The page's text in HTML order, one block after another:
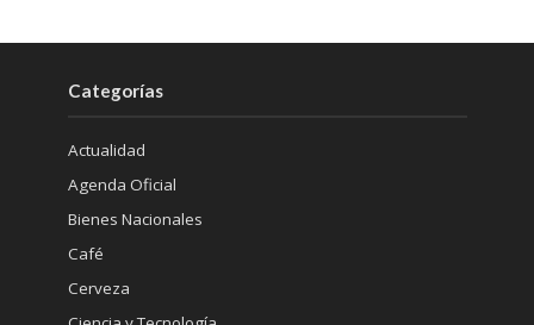
Categorías
Actualidad
Agenda Oficial
Bienes Nacionales
Café
Cerveza